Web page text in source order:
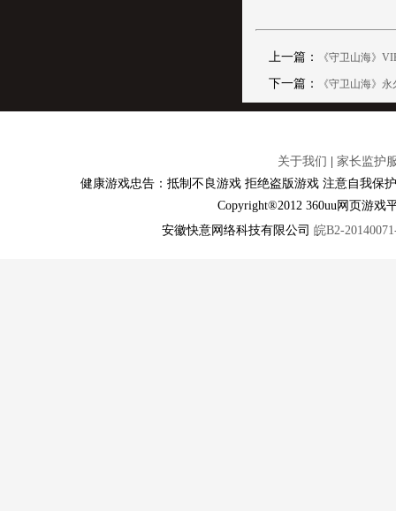
上一篇： 《守卫山海》
下一篇： 《守卫山海》
关于我们
家长监护
健康游戏忠告：抵制不良游戏 拒绝盗版游戏 注意自我保
Copyright®2012 360uu网页游
安徽快意网络科技有限公司 皖B2-